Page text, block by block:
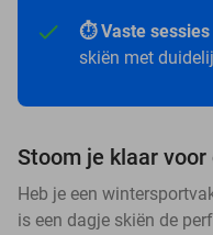
⏱️ Vaste
skiën met
Stoom je klaar
Heb je een
is een dagje skiën de